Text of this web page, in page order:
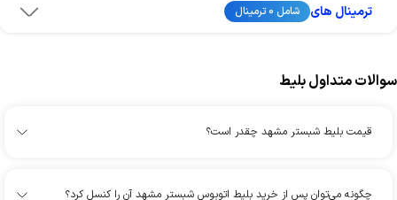
ترمینال های شامل 0 ترمینال
سوالات متداول بلیط
قیمت بلیط شبستر مشهد چقدر است؟
چگونه می‌توان پس از خرید بلیط اتوبوس شبستر مشهد آن را کنسل کرد؟